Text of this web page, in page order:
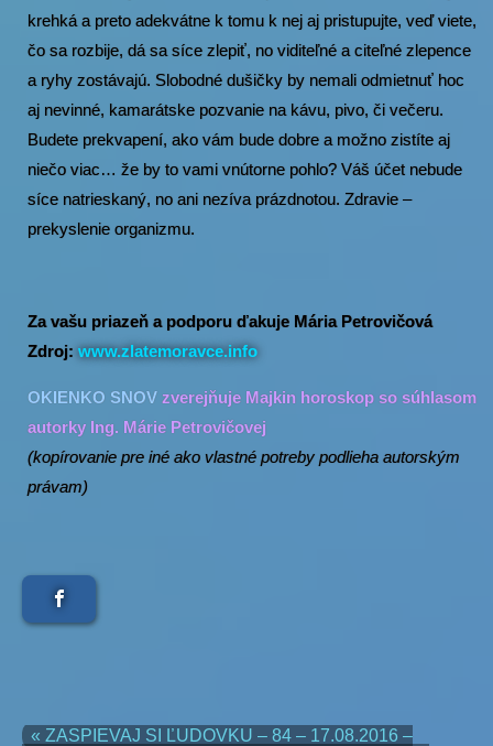
krehká a preto adekvátne k tomu k nej aj pristupujte, veď viete,
čo sa rozbije, dá sa síce zlepiť, no viditeľné a citeľné zlepence
a ryhy zostávajú. Slobodné dušičky by nemali odmietnuť hoc
aj nevinné, kamarátske pozvanie na kávu, pivo, či večeru.
Budete prekvapení, ako vám bude dobre a možno zistíte aj
niečo viac… že by to vami vnútorne pohlo? Váš účet nebude
síce natrieskaný, no ani nezíva prázdnotou. Zdravie –
prekyslenie organizmu.
Za vašu priazeň a podporu ďakuje Mária Petrovičová
Zdroj: www.zlatemoravce.info
OKIENKO SNOV zverejňuje Majkin horoskop so súhlasom
autorky Ing. Márie Petrovičovej
(kopírovanie pre iné ako vlastné potreby podlieha autorským
právam)
« ZASPIEVAJ SI ĽUDOVKU – 84 – 17.08.2016 –